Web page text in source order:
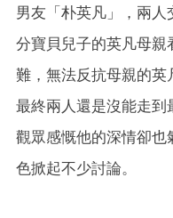
男友「朴英凡」，兩
分寶貝兒子的英凡母親
難，無法反抗母親的
最終兩人還是沒能走到
觀眾感慨他的深情卻也
色掀起不少討論。